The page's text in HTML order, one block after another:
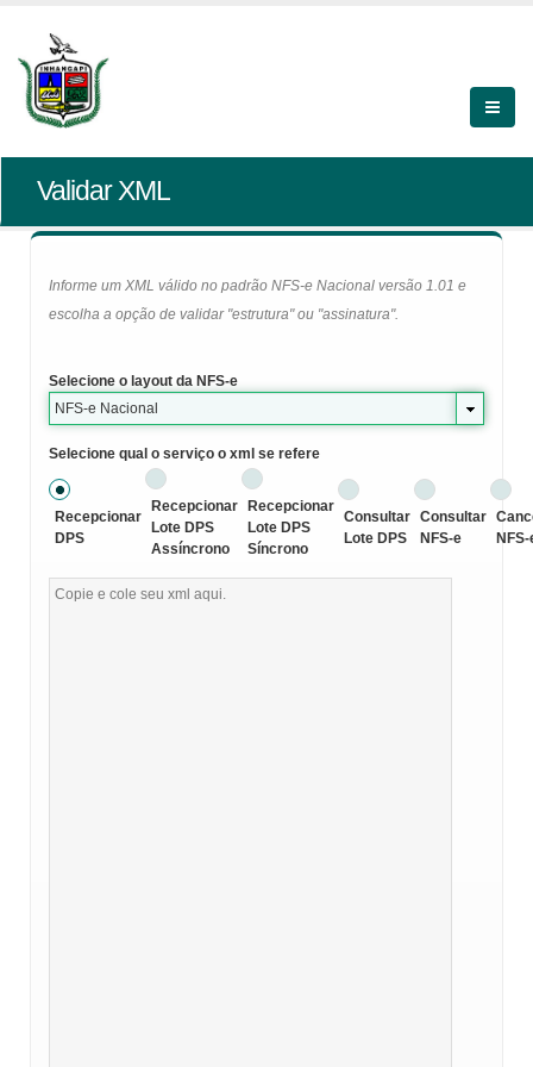
Validar XML
Informe um XML válido no padrão NFS-e Nacional versão 1.01 e
escolha a opção de validar "estrutura" ou "assinatura".
Selecione o layout da NFS-e
NFS-e Nacional
Selecione qual o serviço o xml se refere
Recepcionar
DPS
Recepcionar
Lote DPS
Assíncrono
Recepcionar
Lote DPS
Síncrono
Consultar
Lote DPS
Consultar
NFS-e
NFS-